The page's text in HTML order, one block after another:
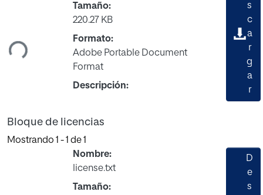
Tamaño:
220.27 KB
Formato:
Adobe Portable Document
Format
Descripción:
s
c
a
r
g
a
r
Bloque de licencias
Mostrando 1 - 1 de 1
Nombre:
license.txt
Tamaño:
D
e
s